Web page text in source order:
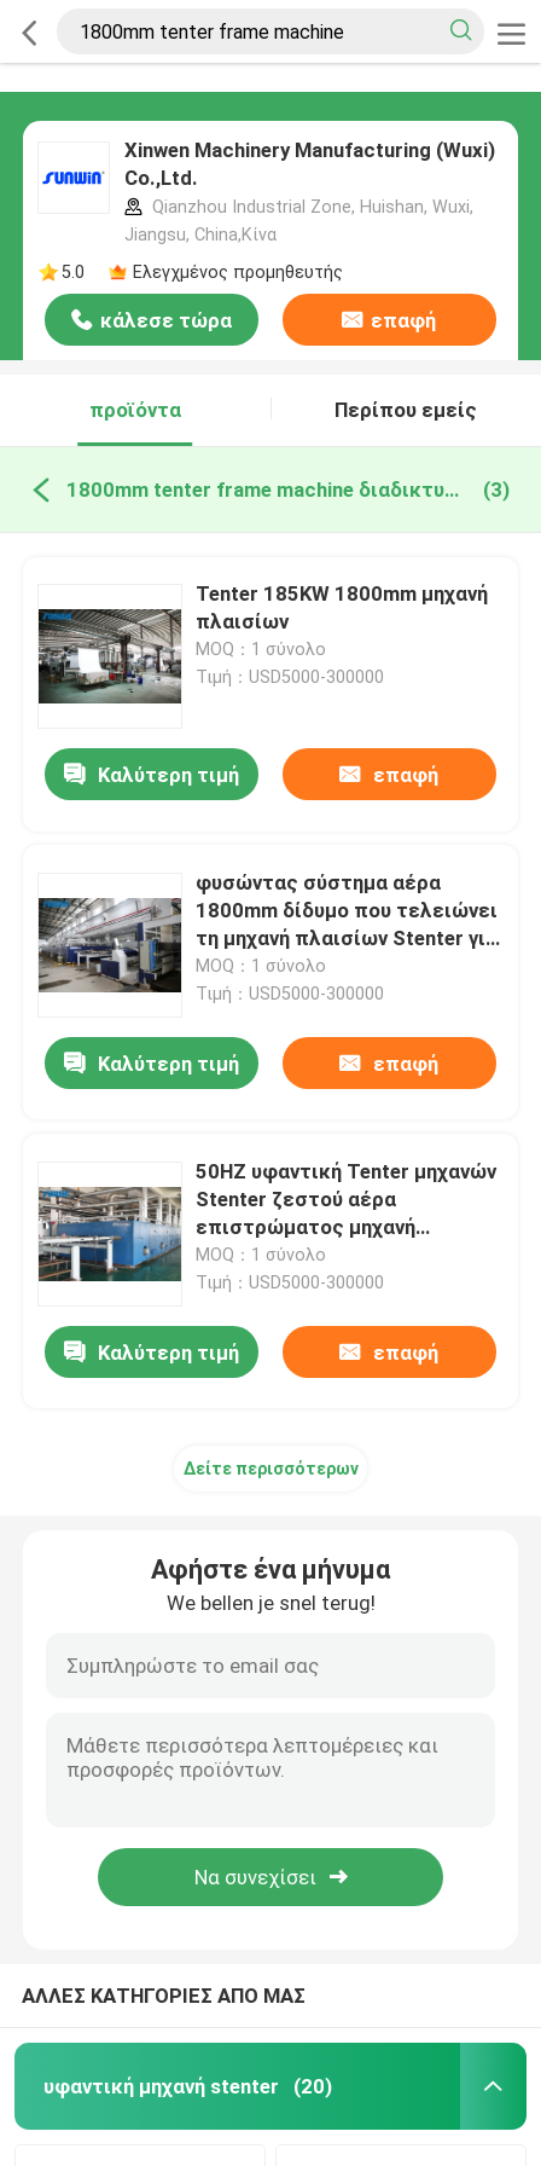
Xinwen Machinery Manufacturing (Wuxi)
Co.,Ltd.
Qianzhou Industrial Zone, Huishan, Wuxi,
Jiangsu, China,Κίνα
5.0
Ελεγχμένος προμηθευτής
κάλεσε τώρα επαφή
προϊόντα Περίπου εμείς
1800mm tenter frame machine διαδικτυακή κατασκευή (3)
Tenter 185KW 1800mm μηχανή
πλαισίων
MOQ：1 σύνολο
Τιμή：USD5000-300000
Καλύτερη τιμή επαφή
φυσώντας σύστημα αέρα
1800mm δίδυμο που τελειώνει
τη μηχανή πλαισίων Stenter για
τα υφάσματα βαμβακιού
MOQ：1 σύνολο
Τιμή：USD5000-300000
Καλύτερη τιμή επαφή
50HZ υφαντική Tenter μηχανών
Stenter ζεστού αέρα
επιστρώματος μηχανή
επιστρώματος υφάσματος
πλαισίων
MOQ：1 σύνολο
Τιμή：USD5000-300000
Καλύτερη τιμή επαφή
Δείτε περισσότερων
Αφήστε ένα μήνυμα
We bellen je snel terug!
ΑΛΛΕΣ ΚΑΤΗΓΟΡΙΕΣ ΑΠΟ ΜΑΣ
υφαντική μηχανή stenter (20)